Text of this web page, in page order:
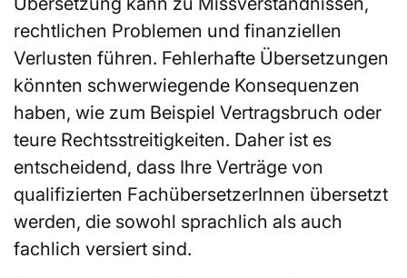
rechtlichen Problemen und finanziellen
Verlusten führen. Fehlerhafte Übersetzungen
könnten schwerwiegende Konsequenzen
haben, wie zum Beispiel Vertragsbruch oder
teure Rechtsstreitigkeiten. Daher ist es
entscheidend, dass Ihre Verträge von
qualifizierten FachübersetzerInnen übersetzt
werden, die sowohl sprachlich als auch
fachlich versiert sind.